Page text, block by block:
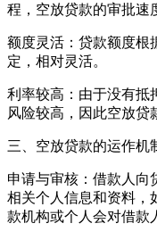
程，空放贷款的审批速
额度灵活：贷款额度根
定，相对灵活。
利率较高：由于没有抵
风险较高，因此空放贷
三、空放贷款的运作机
申请与审核：借款人向
相关个人信息和资料，
款机构或个人会对借款